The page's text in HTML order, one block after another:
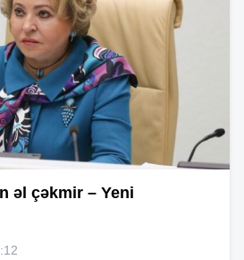
əl çəkmir – Yeni